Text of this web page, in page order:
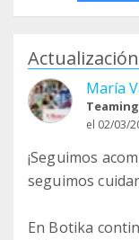
María
el 02/03/
¡Seguimos
seguimos
En Botika